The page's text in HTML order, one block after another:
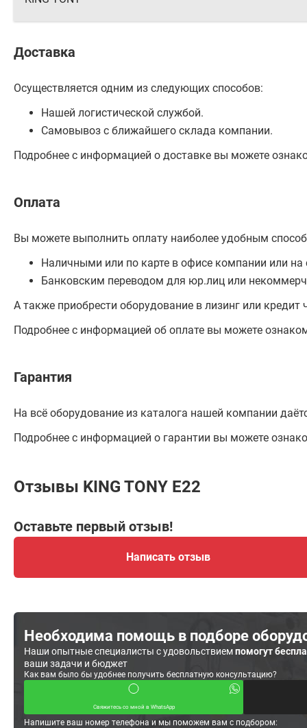
Доставка
Осуществляется одним из следующих способов:
Нашей логистической службой.
Самовывоз с ближайшего склада компании.
Подробнее с информацией о доставке вы можете
Оплата
Вы можете выполнить оплату наиболее удобным
Наличными или по карте в офисе компании или на
Банковским переводом для юр.лиц или
А также приобрести оборудование в лизинг или
Подробнее с информацией об оплате вы можете
Гарантия
На всё оборудование из каталога нашей компании
Подробнее с информацией о гарантии вы можете
Отзывы KING TONY Е22
Оставьте первый отзыв!
Написать отзыв
Необходима помощь в подборе
Наши опытные специалисты с удовольствиемпомогут
ваши задачи и бюджет
Как вам было бы удобнее получить бесплатную консультацию?
Свяжитесь со мной в WhatsApp
Напишите ваш номер телефона и мы поможем вам с подбором: